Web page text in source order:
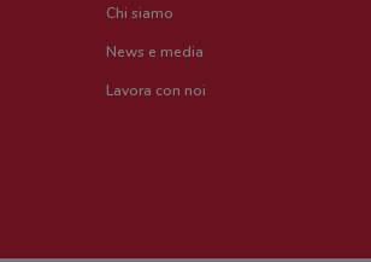
Chi siamo
News e media
Lavora con noi